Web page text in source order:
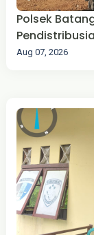
Polsek
Aug 07, 2026